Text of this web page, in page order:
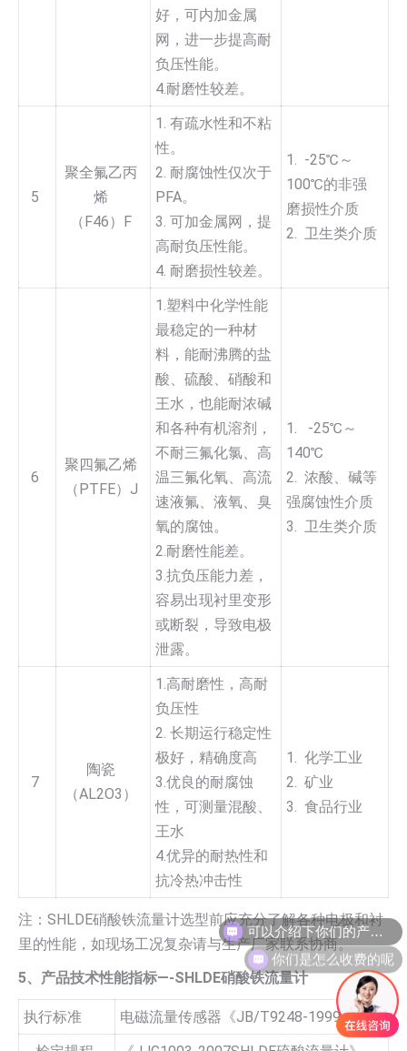
好，可内加金属
网，进一步提高耐
负压性能。
4.耐磨性较差。
5
聚全氟乙丙
烯
（F46）F
1. 有疏水性和不粘
性。
2. 耐腐蚀性仅次于
PFA。
3. 可加金属网，提
高耐负压性能。
4. 耐磨损性较差。
1. -25℃～
100℃的非强
磨损性介质
2. 卫生类介质
6
聚四氟乙烯
（PTFE）J
1.塑料中化学性能
最稳定的一种材
料，能耐沸腾的盐
酸、硫酸、硝酸和
王水，也能耐浓碱
和各种有机溶剂，
不耐三氟化氯、高
温三氟化氧、高流
速液氟、液氧、臭
氧的腐蚀。
2.耐磨性能差。
3.抗负压能力差，
容易出现衬里变形
或断裂，导致电极
泄露。
1. -25℃～
140℃
2. 浓酸、碱等
强腐蚀性介质
3. 卫生类介质
7
陶瓷
（AL2O3）
1.高耐磨性，高耐
负压性
2. 长期运行稳定性
极好，精确度高
3.优良的耐腐蚀
性，可测量混酸、
王水
4.优异的耐热性和
抗冷热冲击性
1. 化学工业
2. 矿业
3. 食品行业
注：SHLDE硝酸铁流量计选型前应充分了解各种电极和衬
里的性能，如现场工况复杂请与生产厂家联系协商。
5、产品技术性能指标—-SHLDE硝酸铁流量计
执行标准
电磁流量传感器《JB/T9248-1999》
你们是怎么收费的呢